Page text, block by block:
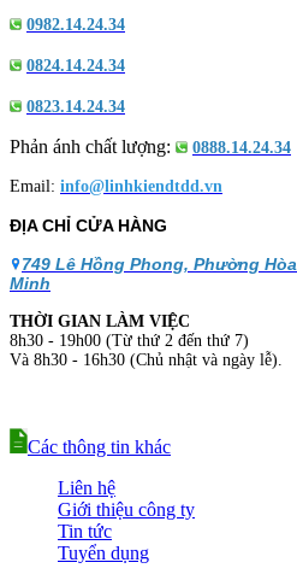
0982.14.24.34
0824.14.24.34
0823.14.24.34
Phản ánh chất lượng: 0888.14.24.34
Email: info@linhkiendtdd.vn
ĐỊA CHỈ CỬA HÀNG
749 Lê Hồng Phong, Phường
Minh
THỜI GIAN LÀM VIỆC
8h30 - 19h00 (Từ thứ 2 đến thứ 7)
Và 8h30 - 16h30 (Chủ nhật và ngày lễ).
Các thông tin khác
Liên hệ
Giới thiệu công ty
Tin tức
Tuyển dụng